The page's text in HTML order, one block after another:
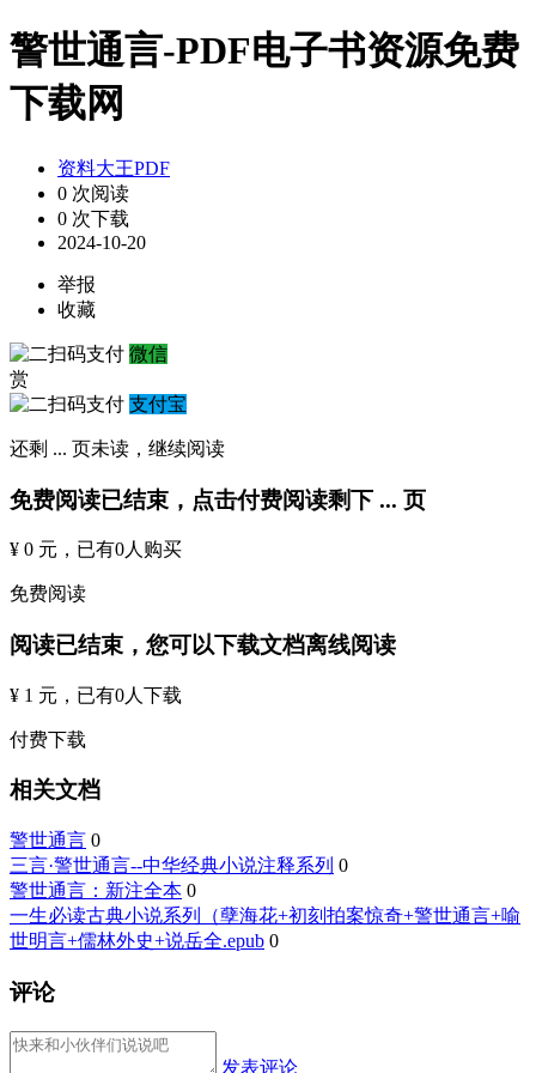
警世通言-PDF电子书资源免费
下载网
资料大王PDF
0 次阅读
0 次下载
2024-10-20
举报
收藏
微信
赏
支付宝
还剩 ... 页未读， 继续阅读
免费阅读已结束，点击付费阅读剩下 ... 页
¥ 0 元 ，已有0人购买
免费阅读
阅读已结束，您可以下载文档离线阅读
¥ 1 元 ，已有0人下载
付费下载
相关文档
警世通言 0
三言·警世通言--中华经典小说注释系列 0
警世通言：新注全本 0
一生必读古典小说系列（孽海花+初刻拍案惊奇+警世通言+喻
世明言+儒林外史+说岳全.epub 0
评论
发表评论